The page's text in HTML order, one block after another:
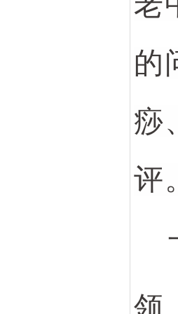
的
痧
评